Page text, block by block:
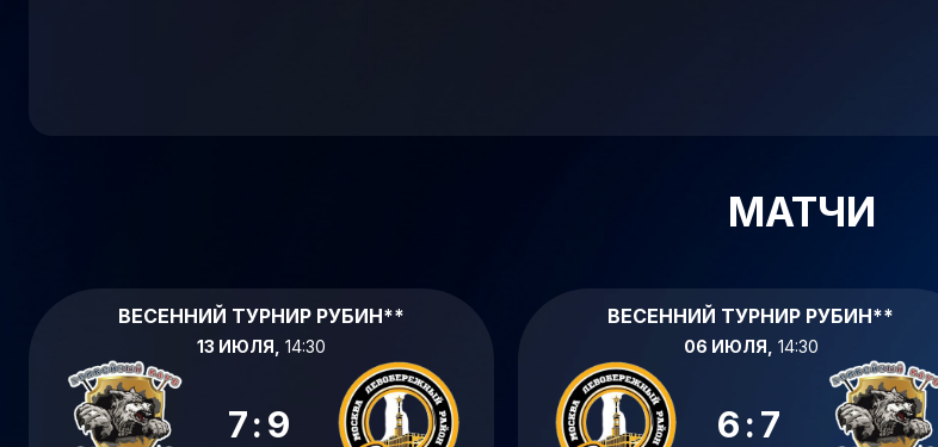
МАТЧИ
ВЕСЕННИЙ ТУРНИР РУБИН**
13 ИЮЛЯ, 14:30
7:9
ВЕСЕННИЙ ТУРНИР РУБИН**
06 ИЮЛЯ, 14:30
6:7